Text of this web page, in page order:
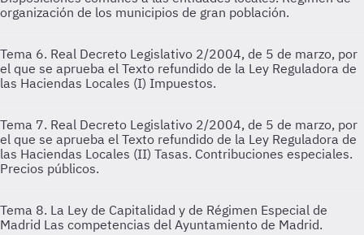
organización de los municipios de gran población.
Tema 6. Real Decreto Legislativo 2/2004, de 5 de marzo, por
el que se aprueba el Texto refundido de la Ley Reguladora de
las Haciendas Locales (I) Impuestos.
Tema 7. Real Decreto Legislativo 2/2004, de 5 de marzo, por
el que se aprueba el Texto refundido de la Ley Reguladora de
las Haciendas Locales (II) Tasas. Contribuciones especiales.
Precios públicos.
Tema 8. La Ley de Capitalidad y de Régimen Especial de
Madrid Las competencias del Ayuntamiento de Madrid.